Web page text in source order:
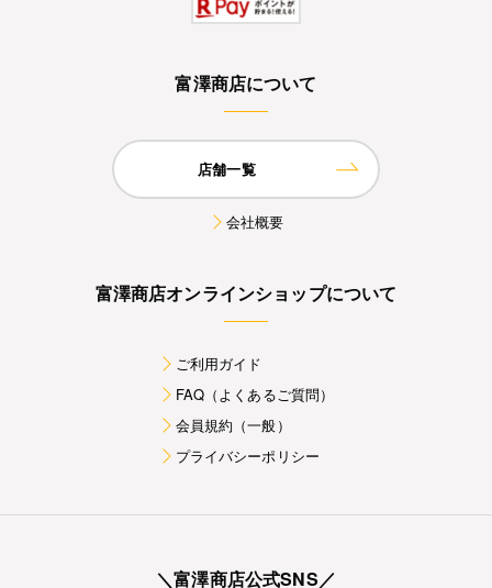
富澤商店について
店舗一覧
会社概要
富澤商店オンラインショップについて
ご利用ガイド
FAQ（よくあるご質問）
会員規約（一般）
プライバシーポリシー
＼富澤商店公式SNS／